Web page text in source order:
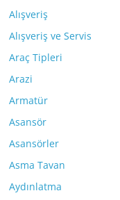
Alışveriş
Alışveriş ve Servis
Araç Tipleri
Arazi
Armatür
Asansör
Asansörler
Asma Tavan
Aydınlatma